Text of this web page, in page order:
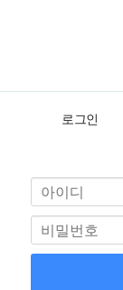
로그인